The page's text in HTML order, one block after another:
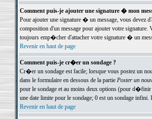
Comment puis-je ajouter une signature � mon
Pour ajouter une signature � un message, vous
composition d'un message pour ajouter votre
toujours emp�cher d'attacher votre signature � un
Revenir en haut de page
Comment puis-je cr�er un sondage ?
Cr�er un sondage est facile; lorsque vous postez un
dans le formulaire en dessous de la partie Poster un
pour le sondage et au moins deux options (pour
une date limite pour le sondage; 0 est un sondage
Revenir en haut de page